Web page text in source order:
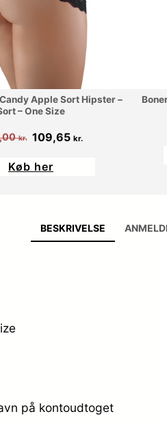
Apple Sort Hipster –
– One Size
kr.
Den
pris
109,65 kr.
Køb her
BESKRIVELSE
på kontoudtoget